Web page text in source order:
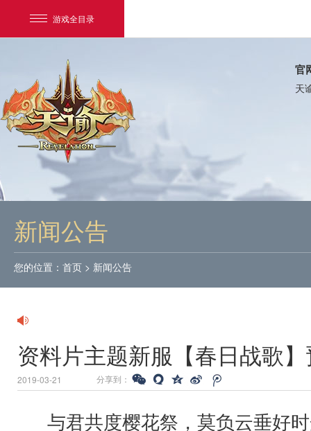
游戏全目录
网易游戏
我的足迹：
官
天
新闻公告
您的位置： 首页 > 新闻公告
资料片主题新服【春日战歌
2019-03-21 分享到：
与君共度樱花祭，莫负云垂好